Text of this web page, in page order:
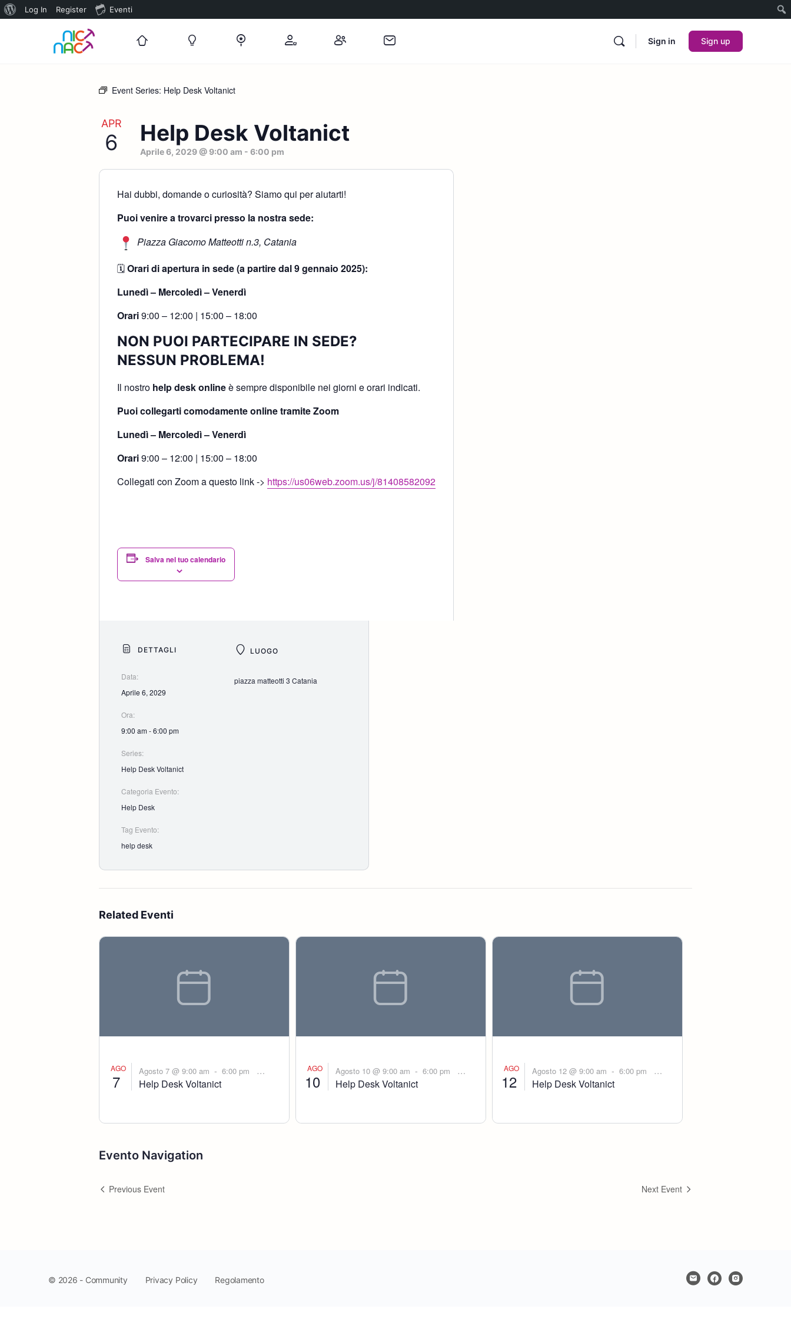
Informazioni
WordPress
Log In Register Eventi
Sign in Sign up
Event Series: Help Desk Voltanict
APR
6 Help Desk Voltanict
Aprile 6, 2029 @ 9:00 am - 6:00 pm
Hai dubbi, domande o curiosità? Siamo qui per aiutarti!
Puoi venire a trovarci presso la nostra sede:
Piazza Giacomo Matteotti n.3, Catania
🗓Orari di apertura in sede (a partire dal 9 gennaio 2025):
Lunedì – Mercoledì – Venerdì
Orari9:00 – 12:00 | 15:00 – 18:00
NON PUOI PARTECIPARE IN SEDE?
NESSUN PROBLEMA!
Il nostro help desk onlineè sempre disponibile nei giorni e orari indicati.
Puoi collegarti comodamente online tramite Zoom
Lunedì – Mercoledì – Venerdì
Orari9:00 – 12:00 | 15:00 – 18:00
Collegati con Zoom a questo link -> https://us06web.zoom.us/j/81408582092
Salva nel tuo calendario
DETTAGLI
Data:
Aprile 6, 2029
Ora:
9:00 am - 6:00 pm
Series:
Help Desk Voltanict
Categoria Evento:
Help Desk
Tag Evento:
help desk
LUOGO
piazza matteotti 3 Catania
Related Eventi
AGO
7
Agosto 7 @ 9:00 am - 6:00 pm
Help Desk Voltanict
AGO
10
Agosto 10 @ 9:00 am - 6:00 pm
Help Desk Voltanict
AGO
12
Agosto 12 @ 9:00 am - 6:00 pm
Help Desk Voltanict
Evento Navigation
Previous Event Next Event
© 2026 - Community Privacy Policy Regolamento